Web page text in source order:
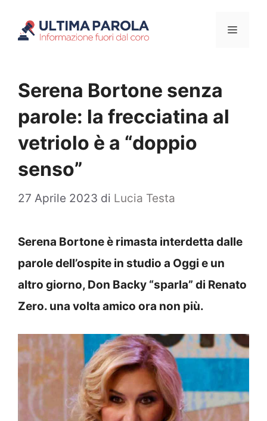
Menu
Serena Bortone senza
parole: la frecciatina al
vetriolo è a “doppio
senso”
27 Aprile 2023 di Lucia Testa
Serena Bortone è rimasta interdetta dalle
parole dell’ospite in studio a Oggi e un
altro giorno, Don Backy “sparla” di Renato
Zero. una volta amico ora non più.